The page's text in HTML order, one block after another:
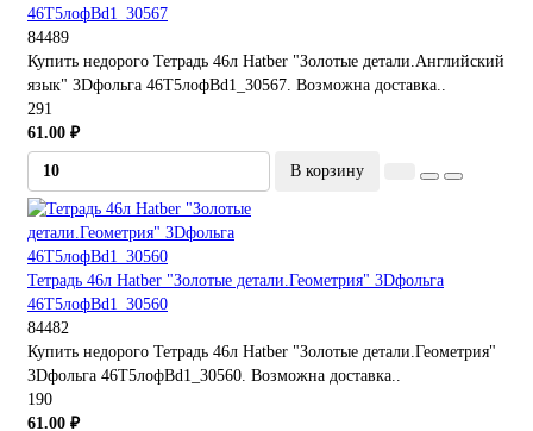
46Т5лофBd1_30567
84489
Купить недорого Тетрадь 46л Hatber "Золотые детали.Английский
язык" 3Dфольга 46Т5лофBd1_30567. Возможна доставка..
291
61.00 ₽
В корзину
Тетрадь 46л Hatber "Золотые детали.Геометрия" 3Dфольга
46Т5лофBd1_30560
84482
Купить недорого Тетрадь 46л Hatber "Золотые детали.Геометрия"
3Dфольга 46Т5лофBd1_30560. Возможна доставка..
190
61.00 ₽